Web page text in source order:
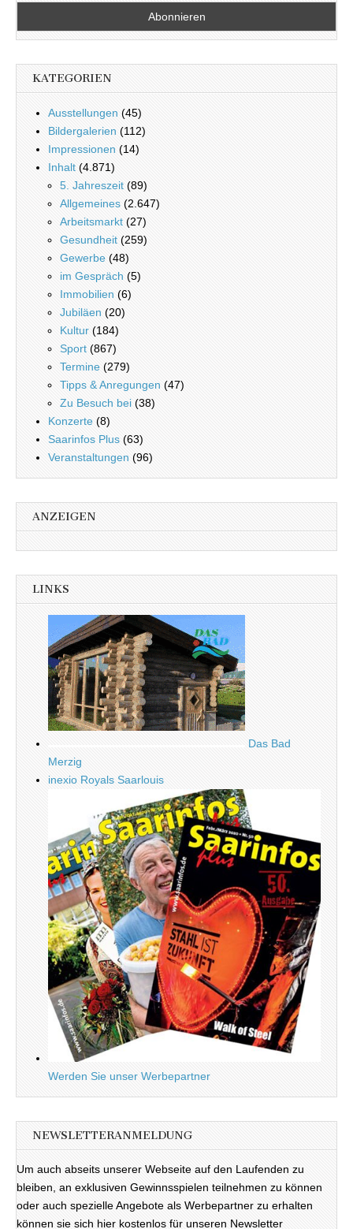
KATEGORIEN
Ausstellungen (45)
Bildergalerien (112)
Impressionen (14)
Inhalt (4.871)
5. Jahreszeit (89)
Allgemeines (2.647)
Arbeitsmarkt (27)
Gesundheit (259)
Gewerbe (48)
im Gespräch (5)
Immobilien (6)
Jubiläen (20)
Kultur (184)
Sport (867)
Termine (279)
Tipps & Anregungen (47)
Zu Besuch bei (38)
Konzerte (8)
Saarinfos Plus (63)
Veranstaltungen (96)
ANZEIGEN
LINKS
Das Bad
Merzig
inexio Royals Saarlouis
Werden Sie unser Werbepartner
NEWSLETTERANMELDUNG
Um auch abseits unserer Webseite auf den Laufenden zu
bleiben, an exklusiven Gewinnsspielen teilnehmen zu können
oder auch spezielle Angebote als Werbepartner zu erhalten
können sie sich hier kostenlos für unseren Newsletter